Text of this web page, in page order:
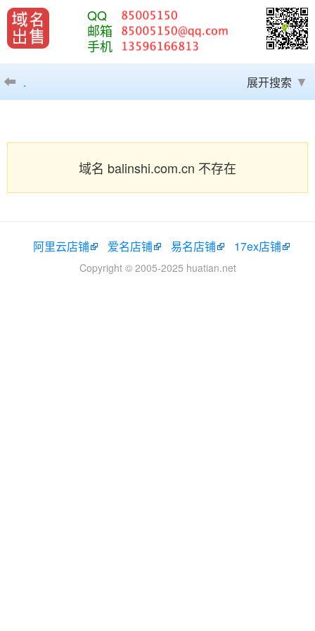
QQ
邮箱
手机
. 展开搜索
域名 balinshi.com.cn 不存在
阿里云店铺 爱名店铺 易名店铺 17ex店铺
Copyright © 2005-2025 huatian.net